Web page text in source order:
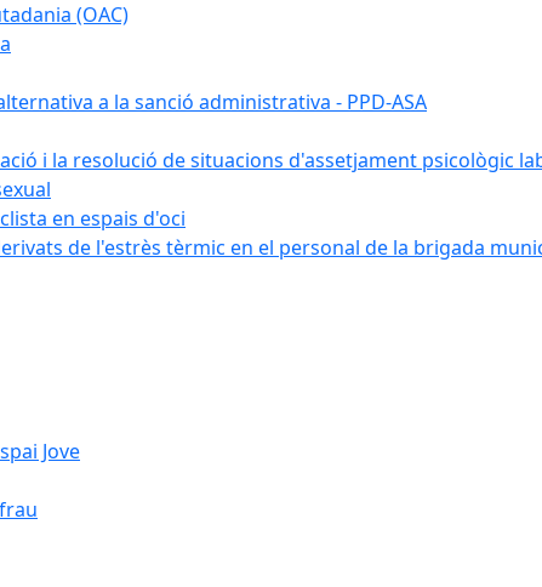
(OAC)
a la sanció administrativa - PPD-ASA
i la resolució de situacions d'assetjament psicològic
en espais d'oci
de l'estrès tèrmic en el personal de la brigada
Jove